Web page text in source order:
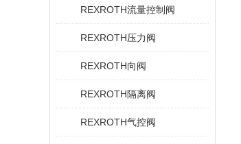
REXROTH流量控制阀
REXROTH压力阀
REXROTH向阀
REXROTH隔离阀
REXROTH气控阀